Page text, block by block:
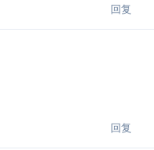
回复
回复